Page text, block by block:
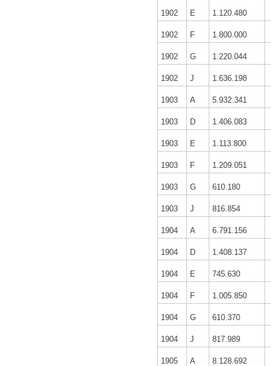
1902 E 1.120.480
1902 F 1.800.000
1902 G 1.220.044
1902 J 1.636.198
1903 A 5.932.341
1903 D 1.406.083
1903 E 1.113.800
1903 F 1.209.051
1903 G 610.180
1903 J 816.854
1904 A 6.791.156
1904 D 1.408.137
1904 E 745.630
1904 F 1.005.850
1904 G 610.370
1904 J 817.989
1905 A 8.128.692